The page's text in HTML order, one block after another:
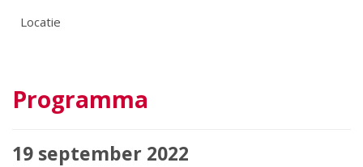
Locatie
Programma
19 september 2022